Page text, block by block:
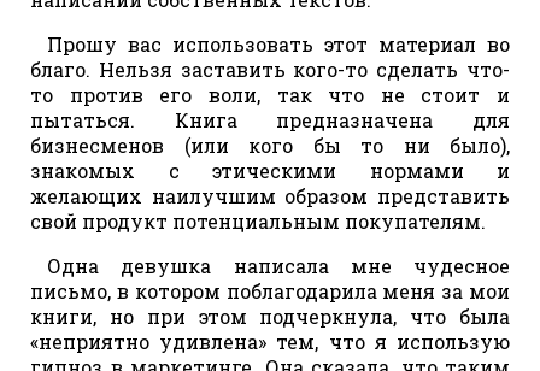
Прошу вас использовать этот материал во
благо. Нельзя заставить кого-то сделать что-
то против его воли, так что не стоит и
пытаться. Книга предназначена для
бизнесменов (или кого бы то ни было),
знакомых с этическими нормами и
желающих наилучшим образом представить
свой продукт потенциальным покупателям.
Одна девушка написала мне чудесное
письмо, в котором поблагодарила меня за мои
книги, но при этом подчеркнула, что была
«неприятно удивлена» тем, что я использую